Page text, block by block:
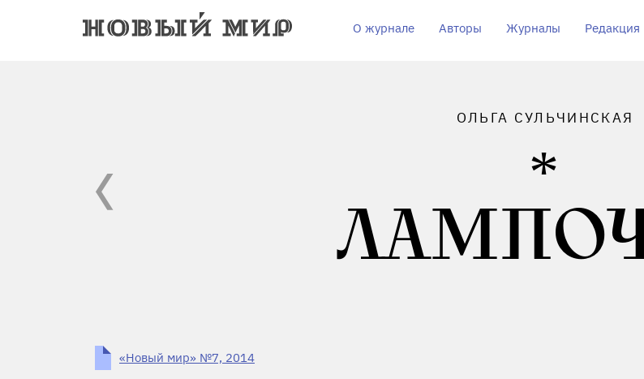
О журнале Авторы Журналы Редакция
ОЛЬГА СУЛЬЧИНСКАЯ
«Новый мир» №7, 2014